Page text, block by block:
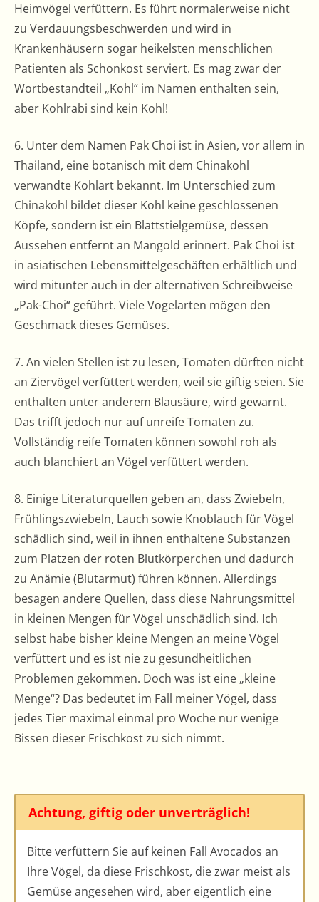
Heimvögel verfüttern. Es führt normalerweise nicht
zu Verdauungsbeschwerden und wird in
Krankenhäusern sogar heikelsten menschlichen
Patienten als Schonkost serviert. Es mag zwar der
Wortbestandteil „Kohl“ im Namen enthalten sein,
aber Kohlrabi sind kein Kohl!
6. Unter dem Namen Pak Choi ist in Asien, vor allem in
Thailand, eine botanisch mit dem Chinakohl
verwandte Kohlart bekannt. Im Unterschied zum
Chinakohl bildet dieser Kohl keine geschlossenen
Köpfe, sondern ist ein Blattstielgemüse, dessen
Aussehen entfernt an Mangold erinnert. Pak Choi ist
in asiatischen Lebensmittelgeschäften erhältlich und
wird mitunter auch in der alternativen Schreibweise
„Pak-Choi“ geführt. Viele Vogelarten mögen den
Geschmack dieses Gemüses.
7. An vielen Stellen ist zu lesen, Tomaten dürften nicht
an Ziervögel verfüttert werden, weil sie giftig seien. Sie
enthalten unter anderem Blausäure, wird gewarnt.
Das trifft jedoch nur auf unreife Tomaten zu.
Vollständig reife Tomaten können sowohl roh als
auch blanchiert an Vögel verfüttert werden.
8. Einige Literaturquellen geben an, dass Zwiebeln,
Frühlingszwiebeln, Lauch sowie Knoblauch für Vögel
schädlich sind, weil in ihnen enthaltene Substanzen
zum Platzen der roten Blutkörperchen und dadurch
zu Anämie (Blutarmut) führen können. Allerdings
besagen andere Quellen, dass diese Nahrungsmittel
in kleinen Mengen für Vögel unschädlich sind. Ich
selbst habe bisher kleine Mengen an meine Vögel
verfüttert und es ist nie zu gesundheitlichen
Problemen gekommen. Doch was ist eine „kleine
Menge“? Das bedeutet im Fall meiner Vögel, dass
jedes Tier maximal einmal pro Woche nur wenige
Bissen dieser Frischkost zu sich nimmt.
Achtung, giftig oder unverträglich!
Bitte verfüttern Sie auf keinen Fall Avocados an
Ihre Vögel, da diese Frischkost, die zwar meist als
Gemüse angesehen wird, aber eigentlich eine